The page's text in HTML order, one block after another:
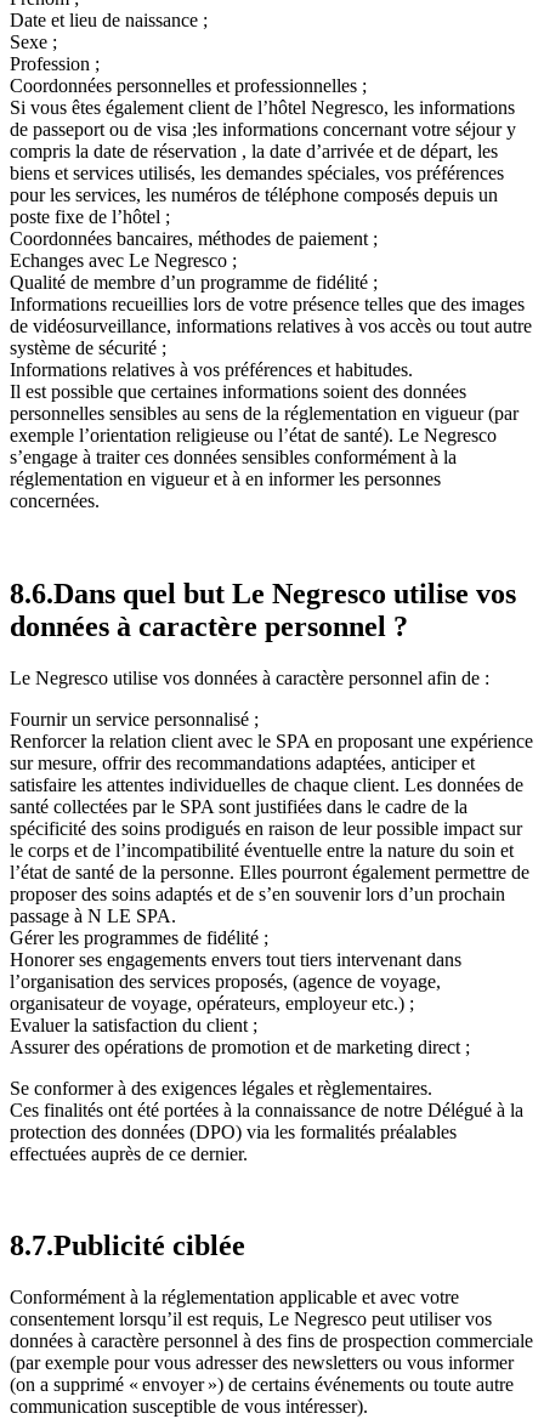
Date et lieu de naissance ;
Sexe ;
Profession ;
Coordonnées personnelles et professionnelles ;
Si vous êtes également client de l’hôtel Negresco, les informations
de passeport ou de visa ;les informations concernant votre séjour y
compris la date de réservation , la date d’arrivée et de départ, les
biens et services utilisés, les demandes spéciales, vos préférences
pour les services, les numéros de téléphone composés depuis un
poste fixe de l’hôtel ;
Coordonnées bancaires, méthodes de paiement ;
Echanges avec Le Negresco ;
Qualité de membre d’un programme de fidélité ;
Informations recueillies lors de votre présence telles que des images
de vidéosurveillance, informations relatives à vos accès ou tout autre
système de sécurité ;
Informations relatives à vos préférences et habitudes.
Il est possible que certaines informations soient des données
personnelles sensibles au sens de la réglementation en vigueur (par
exemple l’orientation religieuse ou l’état de santé). Le Negresco
s’engage à traiter ces données sensibles conformément à la
réglementation en vigueur et à en informer les personnes
concernées.
8.6.Dans quel but Le Negresco utilise vos
données à caractère personnel ?
Le Negresco utilise vos données à caractère personnel afin de :
Fournir un service personnalisé ;
Renforcer la relation client avec le SPA en proposant une expérience
sur mesure, offrir des recommandations adaptées, anticiper et
satisfaire les attentes individuelles de chaque client. Les données de
santé collectées par le SPA sont justifiées dans le cadre de la
spécificité des soins prodigués en raison de leur possible impact sur
le corps et de l’incompatibilité éventuelle entre la nature du soin et
l’état de santé de la personne. Elles pourront également permettre de
proposer des soins adaptés et de s’en souvenir lors d’un prochain
passage à N LE SPA.
Gérer les programmes de fidélité ;
Honorer ses engagements envers tout tiers intervenant dans
l’organisation des services proposés, (agence de voyage,
organisateur de voyage, opérateurs, employeur etc.) ;
Evaluer la satisfaction du client ;
Assurer des opérations de promotion et de marketing direct ;
Se conformer à des exigences légales et règlementaires.
Ces finalités ont été portées à la connaissance de notre Délégué à la
protection des données (DPO) via les formalités préalables
effectuées auprès de ce dernier.
8.7.Publicité ciblée
Conformément à la réglementation applicable et avec votre
consentement lorsqu’il est requis, Le Negresco peut utiliser vos
données à caractère personnel à des fins de prospection commerciale
(par exemple pour vous adresser des newsletters ou vous informer
(on a supprimé « envoyer ») de certains événements ou toute autre
communication susceptible de vous intéresser).